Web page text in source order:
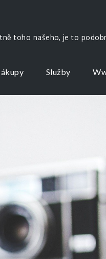
toho našeho, je to
Služby